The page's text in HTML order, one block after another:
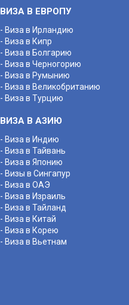
ВИЗА В ЕВРОПУ
- Виза в Ирландию
- Виза в Кипр
- Виза в Болгарию
- Виза в Черногорию
- Виза в Румынию
- Виза в Великобританию
- Виза в Турцию
ВИЗА В АЗИЮ
- Виза в Индию
- Виза в Тайвань
- Виза в Японию
- Визы в Сингапур
- Виза в ОАЭ
- Виза в Израиль
- Виза в Тайланд
- Виза в Китай
- Виза в Корею
- Виза в Вьетнам